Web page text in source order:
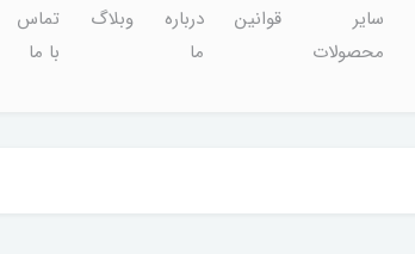
سایر
محصولات
قوانین
درباره
ما
وبلاگ
تماس
با ما